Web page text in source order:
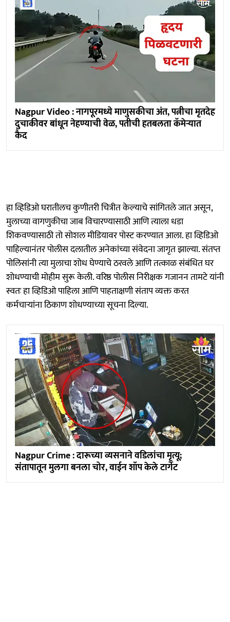
Nagpur Video : नागपूरमध्ये माणुसकीचा अंत, पत्नीचा मृतदेह
दुचाकीवर बांधून नेहण्याची वेळ, पतीची हतबलता कॅमेऱ्यात
कैद
हा व्हिडिओ घरातीलच कुणीतरी चित्रीत केल्याचे सांगितले जात असून,
मुलाच्या वागणुकीचा जाब विचारण्यासाठी आणि त्याला धडा
शिकवण्यासाठी तो सोशल मीडियावर पोस्ट करण्यात आला. हा व्हिडिओ
पाहिल्यानंतर पोलीस दलातील अनेकांच्या संवेदना जागृत झाल्या. संतप्त
पोलिसांनी त्या मुलाचा शोध घेण्याचे ठरवले आणि तत्काळ संबंधित घर
शोधण्याची मोहीम सुरू केली. वरिष्ठ पोलीस निरीक्षक गजानन तामटे यांनी
स्वतः हा व्हिडिओ पाहिला आणि पाहताक्षणी संताप व्यक्त करत
कर्मचाऱ्यांना ठिकाण शोधण्याच्या सूचना दिल्या.
Nagpur Crime : दारूच्या व्यसनाने वडिलांचा मृत्यू;
संतापातून मुलगा बनला चोर, वाईन शॉप केले टार्गेट